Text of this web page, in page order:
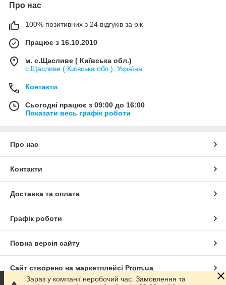
Про нас
100% позитивних з 24 відгуків за рік
Працює з 16.10.2010
м. с.Щасливе ( Київська обл.)
с.Щасливе ( Київська обл.), Україна
Контакти
Сьогодні працює з 09:00 до 16:00
Показати весь графік роботи
Про нас
Контакти
Доставка та оплата
Графік роботи
Повна версія сайту
Сайт створено на маркетплейсі Prom.ua
Зараз у компанії неробочий час. Замовлення та